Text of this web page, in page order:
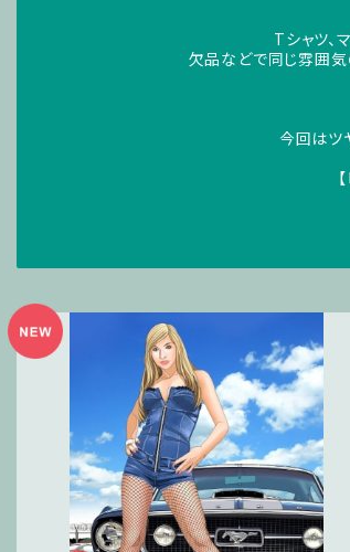
Tシャツ、
欠品などで同じ雰囲気
今回はツ